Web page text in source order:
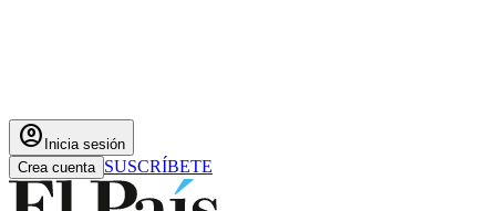
account_circle Inicia sesión
Crea cuenta SUSCRÍBETE